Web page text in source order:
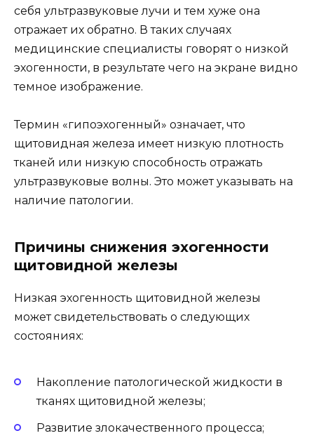
себя ультразвуковые лучи и тем хуже она
отражает их обратно. В таких случаях
медицинские специалисты говорят о низкой
эхогенности, в результате чего на экране видно
темное изображение.
Термин «гипоэхогенный» означает, что
щитовидная железа имеет низкую плотность
тканей или низкую способность отражать
ультразвуковые волны. Это может указывать на
наличие патологии.
Причины снижения эхогенности
щитовидной железы
Низкая эхогенность щитовидной железы
может свидетельствовать о следующих
состояниях:
Накопление патологической жидкости в
тканях щитовидной железы;
Развитие злокачественного процесса;